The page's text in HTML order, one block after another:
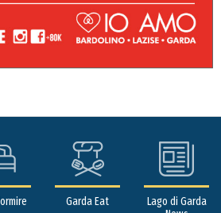
Garda Eat
Lago di Garda